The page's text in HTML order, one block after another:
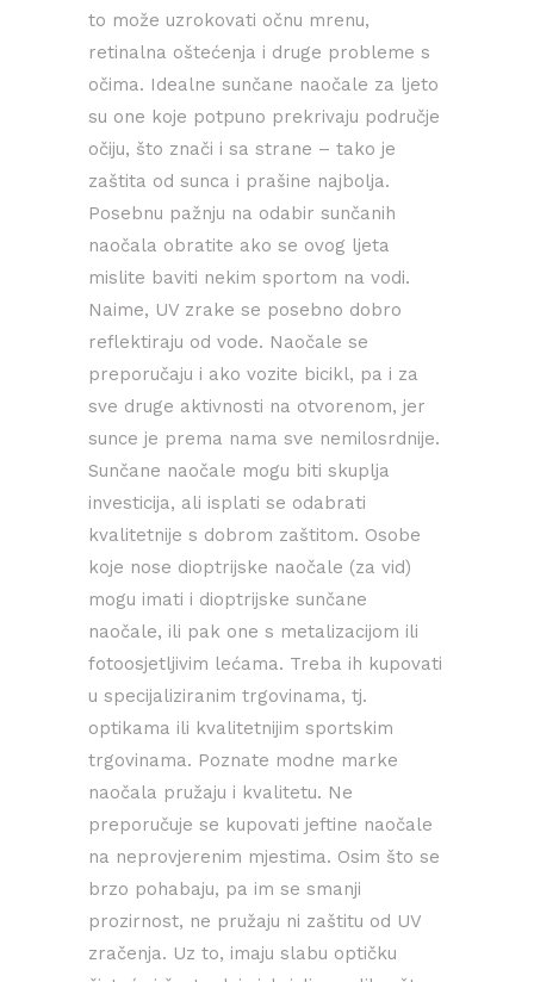
to može uzrokovati očnu mrenu,
retinalna oštećenja i druge probleme s
očima. Idealne sunčane naočale za ljeto
su one koje potpuno prekrivaju područje
očiju, što znači i sa strane – tako je
zaštita od sunca i prašine najbolja.
Posebnu pažnju na odabir sunčanih
naočala obratite ako se ovog ljeta
mislite baviti nekim sportom na vodi.
Naime, UV zrake se posebno dobro
reflektiraju od vode. Naočale se
preporučaju i ako vozite bicikl, pa i za
sve druge aktivnosti na otvorenom, jer
sunce je prema nama sve nemilosrdnije.
Sunčane naočale mogu biti skuplja
investicija, ali isplati se odabrati
kvalitetnije s dobrom zaštitom. Osobe
koje nose dioptrijske naočale (za vid)
mogu imati i dioptrijske sunčane
naočale, ili pak one s metalizacijom ili
fotoosjetljivim lećama. Treba ih kupovati
u specijaliziranim trgovinama, tj.
optikama ili kvalitetnijim sportskim
trgovinama. Poznate modne marke
naočala pružaju i kvalitetu. Ne
preporučuje se kupovati jeftine naočale
na neprovjerenim mjestima. Osim što se
brzo pohabaju, pa im se smanji
prozirnost, ne pružaju ni zaštitu od UV
zračenja. Uz to, imaju slabu optičku